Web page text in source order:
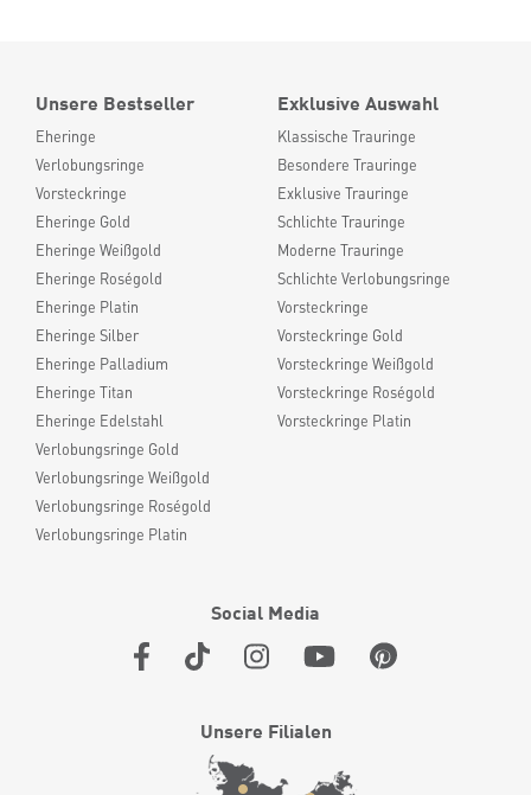
Unsere Bestseller
Eheringe
Verlobungsringe
Vorsteckringe
Eheringe Gold
Eheringe Weißgold
Eheringe Roségold
Eheringe Platin
Eheringe Silber
Eheringe Palladium
Eheringe Titan
Eheringe Edelstahl
Verlobungsringe Gold
Verlobungsringe Weißgold
Verlobungsringe Roségold
Verlobungsringe Platin
Exklusive Auswahl
Klassische Trauringe
Besondere Trauringe
Exklusive Trauringe
Schlichte Trauringe
Moderne Trauringe
Schlichte Verlobungsringe
Vorsteckringe
Vorsteckringe Gold
Vorsteckringe Weißgold
Vorsteckringe Roségold
Vorsteckringe Platin
Social Media
Unsere Filialen